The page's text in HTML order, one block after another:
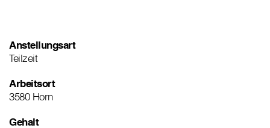
Anstellungsart
Teilzeit
Arbeitsort
3580 Horn
Gehalt